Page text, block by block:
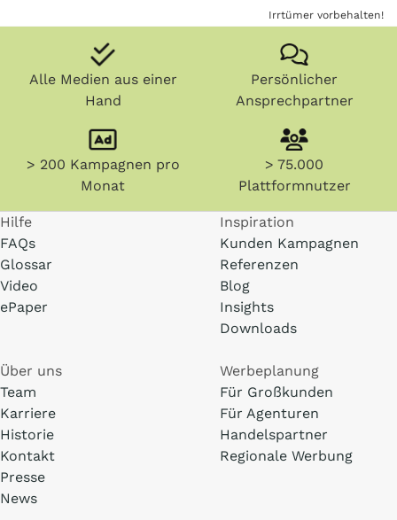
Irrtümer vorbehalten!
Alle Medien aus einer
Hand
Persönlicher
Ansprechpartner
> 200 Kampagnen pro
Monat
> 75.000
Plattformnutzer
Hilfe
FAQs
Glossar
Video
ePaper
Inspiration
Kunden Kampagnen
Referenzen
Blog
Insights
Downloads
Über uns
Team
Karriere
Historie
Kontakt
Presse
News
Werbeplanung
Für Großkunden
Für Agenturen
Handelspartner
Regionale Werbung